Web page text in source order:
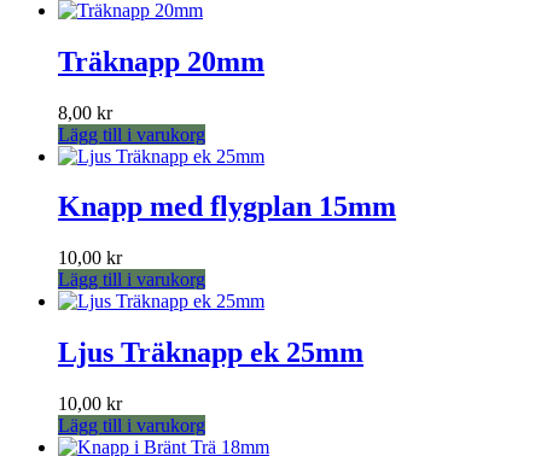
Träknapp 20mm
8,00 kr
Lägg till i varukorg
Knapp med flygplan 15mm
10,00 kr
Lägg till i varukorg
Ljus Träknapp ek 25mm
10,00 kr
Lägg till i varukorg